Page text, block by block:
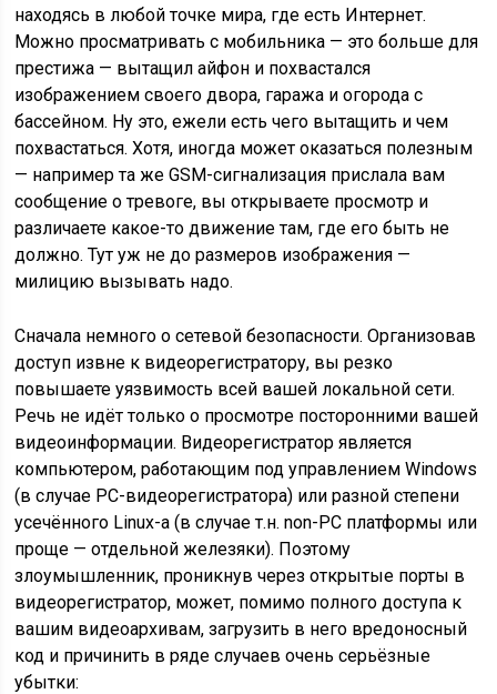
находясь в любой точке мира, где есть Интернет.
Можно просматривать с мобильника — это больше для
престижа — вытащил айфон и похвастался
изображением своего двора, гаража и огорода с
бассейном. Ну это, ежели есть чего вытащить и чем
похвастаться. Хотя, иногда может оказаться полезным
— например та же GSM-сигнализация прислала вам
сообщение о тревоге, вы открываете просмотр и
различаете какое-то движение там, где его быть не
должно. Тут уж не до размеров изображения —
милицию вызывать надо.
Сначала немного о сетевой безопасности. Организовав
доступ извне к видеорегистратору, вы резко
повышаете уязвимость всей вашей локальной сети.
Речь не идёт только о просмотре посторонними вашей
видеоинформации. Видеорегистратор является
компьютером, работающим под управлением Windows
(в случае PC-видеорегистратора) или разной степени
усечённого Linux-а (в случае т.н. non-PC платформы или
проще — отдельной железяки). Поэтому
злоумышленник, проникнув через открытые порты в
видеорегистратор, может, помимо полного доступа к
вашим видеоархивам, загрузить в него вредоносный
код и причинить в ряде случаев очень серьёзные
убытки: